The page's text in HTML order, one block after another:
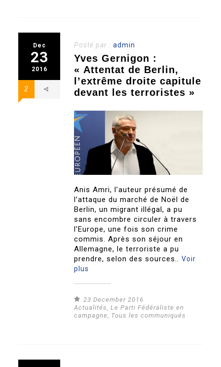
Dec
23
2016
2
Posté par :admin
Yves Gernigon :
« Attentat de Berlin,
l’extrême droite capitule
devant les terroristes »
Anis Amri, l’auteur présumé de
l’attaque du marché de Noël de
Berlin, un migrant illégal, a pu
sans encombre circuler à travers
l’Europe, une fois son crime
commis. Après son séjour en
Allemagne, le terroriste a pu
prendre, selon des sources..Voir
plus
23 December 2016
Actualités ,Le Parti Fédéraliste en
campagne
Tous les communiqués